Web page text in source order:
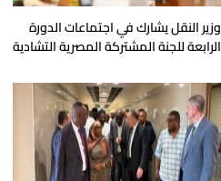
وزير النقل يشارك في اجتماعات الدورة
الرابعة للجنة المشتركة المصرية التشادية